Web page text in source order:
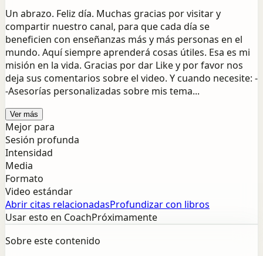
Un abrazo. Feliz día. Muchas gracias por visitar y
compartir nuestro canal, para que cada día se
beneficien con enseñanzas más y más personas en el
mundo. Aquí siempre aprenderá cosas útiles. Esa es mi
misión en la vida. Gracias por dar Like y por favor nos
deja sus comentarios sobre el video. Y cuando necesite: -
-Asesorías personalizadas sobre mis tema...
Ver más
Mejor para
Sesión profunda
Intensidad
Media
Formato
Video estándar
Abrir citas relacionadasProfundizar con libros
Usar esto en CoachPróximamente
Sobre este contenido